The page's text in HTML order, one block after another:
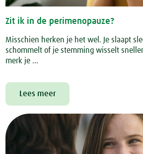
Zit ik in de perimenopauze?
Misschien herken je het wel. Je slaapt
schommelt of je stemming wisselt
merk je ...
Lees meer